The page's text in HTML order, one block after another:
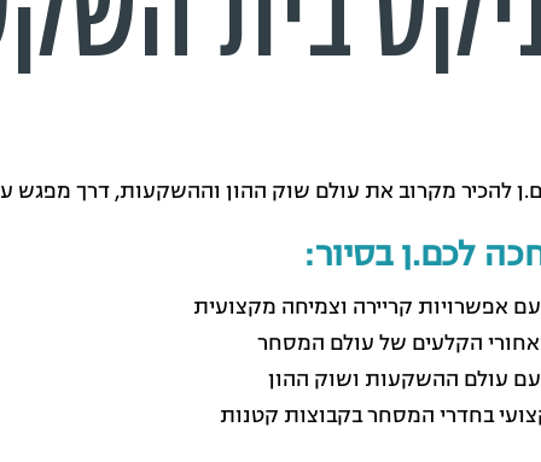
להכיר מקרוב את עולם שוק ההון וההשקעות, דרך מפגש
לכם.ן בסיור:
אפשרויות קריירה וצמיחה מקצועית
הקלעים של עולם המסחר
עם עולם ההשקעות ושוק ההון
בחדרי המסחר בקבוצות קטנות